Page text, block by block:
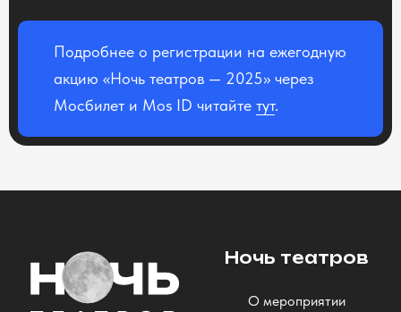
Подробнее о регистрации на ежегодную
акцию «Ночь театров — 2025» через
Мосбилет и Mos ID читайте тут.
Ночь театров
О мероприятии